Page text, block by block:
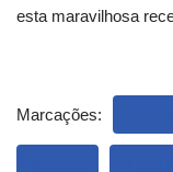
esta maravilhosa
Marcações: